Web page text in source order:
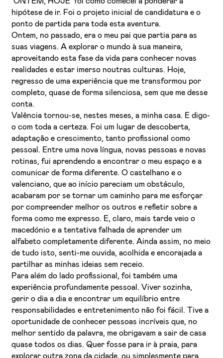
Aceito receber emails sobre novidades da ETIC
hipótese de ir. Foi o projeto inicial de candidatura e o
ponto de partida para toda esta aventura.
Ontem, no passado, era o meu pai que partia para as
suas viagens. A explorar o mundo à sua maneira,
aproveitando esta fase da vida para conhecer novas
realidades e estar imerso noutras culturas. Hoje,
regresso de uma experiência que me transformou por
completo, quase de forma silenciosa, sem que me desse
conta.
Valência tornou-se, nestes meses, a minha casa. E digo-
o com toda a certeza. Foi um lugar de descoberta,
adaptação e crescimento, tanto profissional como
pessoal. Entre uma nova língua, novas pessoas e novas
rotinas, fui aprendendo a encontrar o meu espaço e a
comunicar de forma diferente. O castelhano e o
valenciano, que ao início pareciam um obstáculo,
acabaram por se tornar um caminho para me esforçar
por compreender melhor os outros e refletir sobre a
forma como me expresso. E, claro, mais tarde veio o
macedónio e a tentativa falhada de aprender um
alfabeto completamente diferente. Ainda assim, no meio
de tudo isto, senti-me ouvida, acolhida e encorajada a
partilhar as minhas ideias sem receio.
Para além do lado profissional, foi também uma
experiência profundamente pessoal. Viver sozinha,
gerir o dia a dia e encontrar um equilíbrio entre
responsabilidades e entretenimento não foi fácil. Tive a
oportunidade de conhecer pessoas incríveis que, no
melhor sentido da palavra, me obrigavam a sair de casa
quase todos os dias. Quer fosse para ir à praia, para
explorar outra zona da cidade, ou simplesmente para